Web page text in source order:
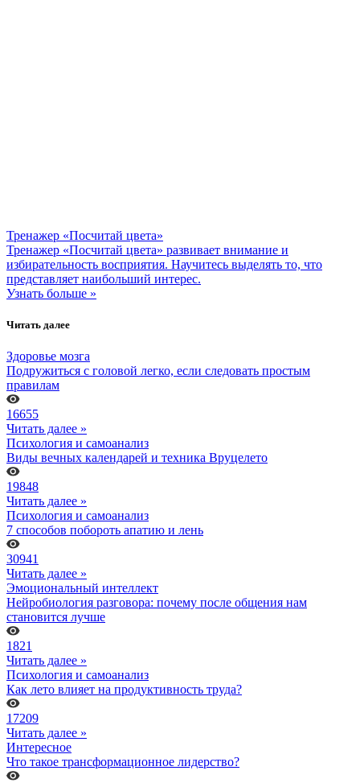
Тренажер «Посчитай цвета»
Тренажер «Посчитай цвета» развивает внимание и
избирательность восприятия. Научитесь выделять то, что
представляет наибольший интерес.
Узнать больше »
Читать далее
Здоровье мозга
Подружиться с головой легко, если следовать простым
правилам
16655
Читать далее »
Психология и самоанализ
Виды вечных календарей и техника Вруцелето
19848
Читать далее »
Психология и самоанализ
7 способов побороть апатию и лень
30941
Читать далее »
Эмоциональный интеллект
Нейробиология разговора: почему после общения нам
становится лучше
1821
Читать далее »
Психология и самоанализ
Как лето влияет на продуктивность труда?
17209
Читать далее »
Интересное
Что такое трансформационное лидерство?